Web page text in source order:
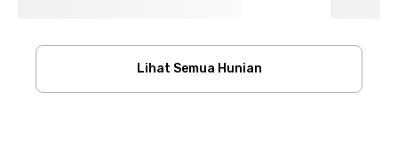
Lihat Semua Hunian